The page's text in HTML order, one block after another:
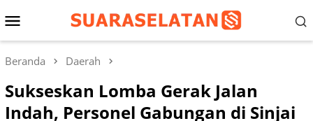
ke
Menu
Mobile
Beranda Daerah
Sukseskan Lomba Gerak Jalan
Indah, Personel Gabungan di Sinjai